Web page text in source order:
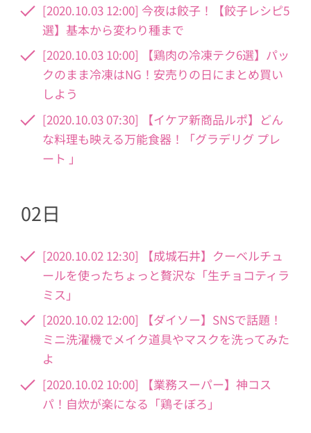
[2020.10.03 12:00] 今夜は餃子！【餃子レシピ5
選】基本から変わり種まで
[2020.10.03 10:00] 【鶏肉の冷凍テク6選】パッ
クのまま冷凍はNG！安売りの日にまとめ買い
しよう
[2020.10.03 07:30] 【イケア新商品ルポ】どん
な料理も映える万能食器！「グラデリグ プレ
ート 」
02日
[2020.10.02 12:30] 【成城石井】クーベルチュ
ールを使ったちょっと贅沢な「生チョコティラ
ミス」
[2020.10.02 12:00] 【ダイソー】SNSで話題！
ミニ洗濯機でメイク道具やマスクを洗ってみた
よ
[2020.10.02 10:00] 【業務スーパー】神コス
パ！自炊が楽になる「鶏そぼろ」